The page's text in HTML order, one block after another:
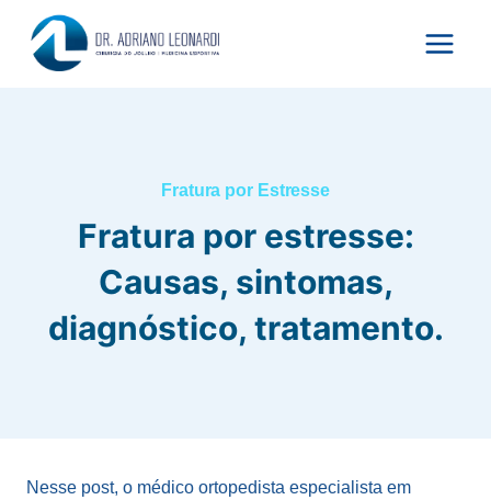
para
Fratura por Estresse
Fratura por estresse:
Causas, sintomas,
diagnóstico, tratamento.
Nesse post, o médico ortopedista especialista em